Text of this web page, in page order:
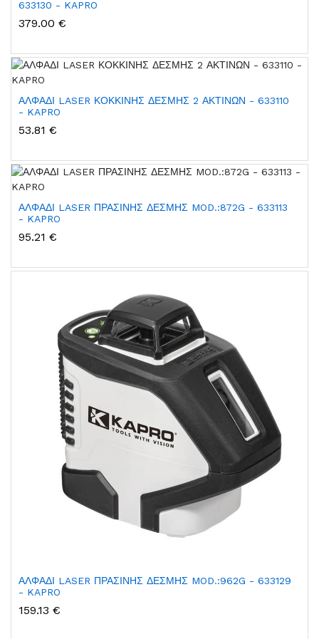
633130 - KAPRO
379.00 €
ΑΛΦΑΔΙ LASER ΚΟΚΚΙΝΗΣ ΔΕΣΜΗΣ 2 ΑΚΤΙΝΩΝ - 633110
- KAPRO
53.81 €
ΑΛΦΑΔΙ LASER ΠΡΑΣΙΝΗΣ ΔΕΣΜΗΣ MOD.:872G - 633113
- KAPRO
95.21 €
ΑΛΦΑΔΙ LASER ΠΡΑΣΙΝΗΣ ΔΕΣΜΗΣ MOD.:962G - 633129
- KAPRO
159.13 €